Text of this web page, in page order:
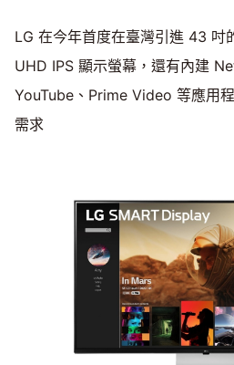
LG 在今年首度在臺灣引進 43 吋
UHD IPS 顯示螢幕，還有內建
YouTube、Prime Video 等應用
需求